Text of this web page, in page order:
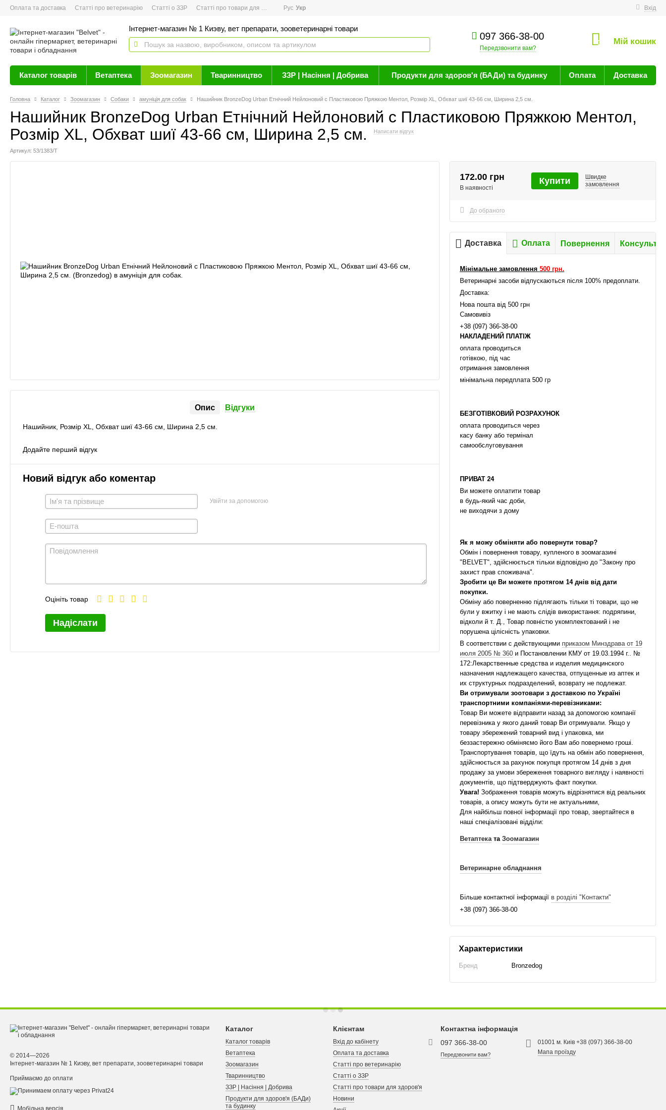
Оплата та доставка Статті про ветеринарію Статті о ЗЗР Статті про товари для здоров'я Новини Вхід
Рус Укр
Інтернет-магазин № 1 Киэву, вет препарати, зооветеринарні товари
097 366-38-00
Передзвонити вам?
0 Мій кошик
Каталог товарів Ветаптека Зоомагазин Тваринництво ЗЗР | Насіння | Добрива Продукти для здоров'я (БАДи) та будинку Оплата Доставка
Головна Каталог Зоомагазин Собаки амуніція для собак Нашийник BronzeDog Urban Етнічний Нейлоновий c Пластиковою Пряжкою Ментол, Розмір XL, Обхват шиї 43-66 см, Ширина 2,5 см.
Нашийник BronzeDog Urban Етнічний Нейлоновий c Пластиковою Пряжкою Ментол,
Розмір XL, Обхват шиї 43-66 см, Ширина 2,5 см.
Написати відгук
Артикул: 53/1383/Т
Опис Відгуки
Нашийник, Розмір XL, Обхват шиї 43-66 см, Ширина 2,5 см.
Додайте перший відгук
Новий відгук або коментар
Увійти за допомогою
Оцініть товар
Надіслати
172.00 грн
В наявності
Купити
Швидке
замовлення
До обраного
Доставка Оплата Повернення
Мінімальне замовлення 500 грн.
Ветеринарні засоби відпускаються після 100% предоплати.
Доставка:
Нова пошта від 500 грн
Самовивіз
+38 (097) 366-38-00
НАКЛАДЕНИЙ ПЛАТІЖ
оплата проводиться
готівкою, під час
отримання замовлення
мінімальна передплата 500 гр
БЕЗГОТІВКОВИЙ РОЗРАХУНОК
оплата проводиться через
касу банку або термінал
самообслуговування
ПРИВАТ 24
Ви можете оплатити товар
в будь-який час доби,
не виходячи з дому
Як я можу обміняти або повернути товар?
Обмін і повернення товару, купленого в зоомагазині
"BELVET", здійснюється тільки відповідно до "Закону про
захист прав споживача".
Зробити це Ви можете протягом 14 днів від дати
покупки.
Обміну або поверненню підлягають тільки ті товари, що не
були у вжитку і не мають слідів використання: подряпини,
відколи й т. Д., Товар повністю укомплектований і не
порушена цілісність упаковки.
В соответствии с действующими приказом Минздрава от 19
июля 2005 № 360и Постановлении КМУ от 19.03.1994 г.. №
172:Лекарственные средства и изделия медицинского
назначения надлежащего качества, отпущенные из аптек и
их структурных подразделений, возврату не подлежат.
Ви отримували зоотовари з доставкою по Україні
транспортними компаніями-перевізниками:
Товар Ви можете відправити назад за допомогою компанії
перевізника у якого даний товар Ви отримували. Якщо у
товару збережений товарний вид і упаковка, ми
беззастережно обміняємо його Вам або повернемо гроші.
Транспортування товарів, що їдуть на обмін або повернення,
здійснюється за рахунок покупця протягом 14 днів з дня
продажу за умови збереження товарного вигляду і наявності
документів, що підтверджують факт покупки.
Увага! Зображення товарів можуть відрізнятися від реальних
товарів, а опису можуть бути не актуальними,
Для найбільш повної інформації про товар, звертайтеся в
наші спеціалізовані відділи:
Ветаптеката Зоомагазин
Ветеринарне обладнання
Більше контактної інформації в розділі "Контакти"
+38 (097) 366-38-00
Характеристики
Бренд Bronzedog
© 2014—2026
Інтернет-магазин № 1 Киэву, вет препарати, зооветеринарні товари
Приймаємо до оплати
Каталог
Каталог товарів
Ветаптека
Зоомагазин
Тваринництво
ЗЗР | Насіння | Добрива
Продукти для здоров'я (БАДи)
та будинку
Клієнтам
Вхід до кабінету
Оплата та доставка
Статті про ветеринарію
Статті о ЗЗР
Статті про товари для здоров'я
Новини
Контактна інформація
097 366-38-00
Передзвонити вам?
01001 м. Киів +38 (097) 366-38-00
Мапа проїзду